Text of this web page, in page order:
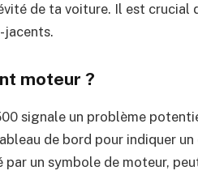
de ta voiture. Il est
jacents.
moteur ?
signale un problème
de bord pour indiquer
par un symbole de moteur,